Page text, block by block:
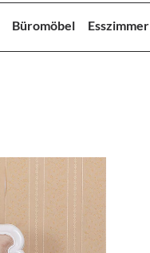
Büromöbel Esszimmer